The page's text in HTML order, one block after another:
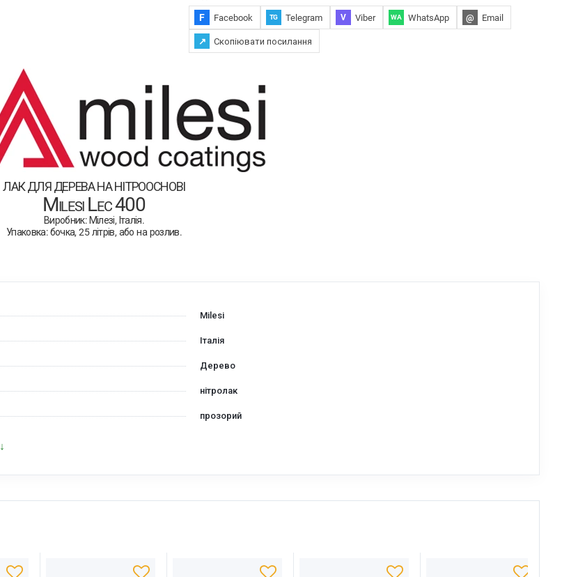
F Facebook TG Telegram V Viber WA WhatsApp @ Email
↗ Скопіювати посилання
лак для дерева на нітрооснові
Milesi Lec 400
Виробник: Мілезі, Італія.
Упаковка: бочка, 25 літрів, або на розлив.
Milesi
Італія
Дерево
нітролак
прозорий
↓